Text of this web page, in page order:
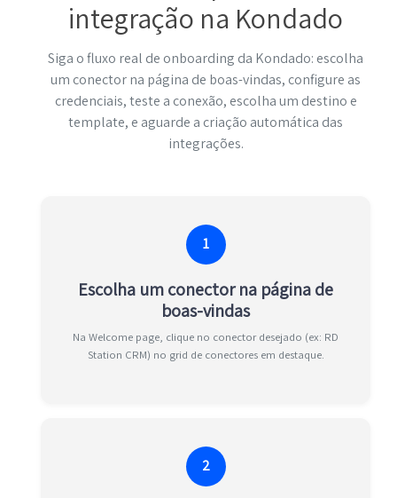
integração na Kondado
Siga o fluxo real de onboarding da Kondado: escolha
um conector na página de boas-vindas, configure as
credenciais, teste a conexão, escolha um destino e
template, e aguarde a criação automática das
integrações.
1
Escolha um conector na página de
boas-vindas
Na Welcome page, clique no conector desejado (ex: RD
Station CRM) no grid de conectores em destaque.
2